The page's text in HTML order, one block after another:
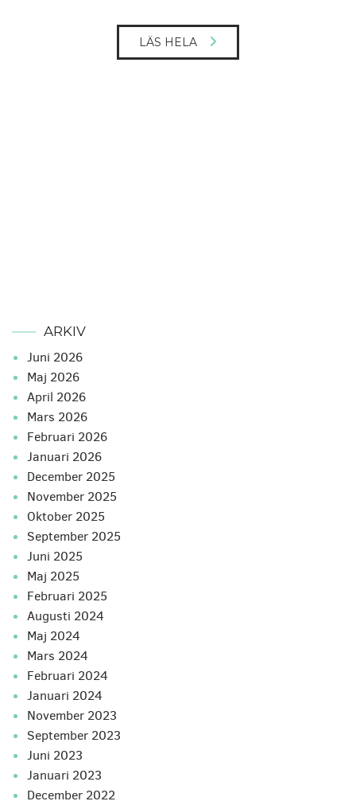
LÄS HELA
ARKIV
juni 2026
maj 2026
april 2026
mars 2026
februari 2026
januari 2026
december 2025
november 2025
oktober 2025
september 2025
juni 2025
maj 2025
februari 2025
augusti 2024
maj 2024
mars 2024
februari 2024
januari 2024
november 2023
september 2023
juni 2023
januari 2023
december 2022